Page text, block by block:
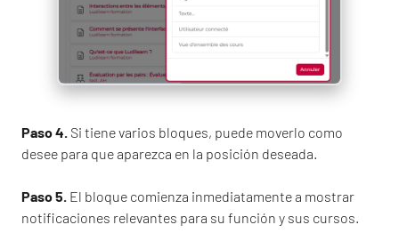
Paso 4. Si tiene varios bloques, puede moverlo como
desee para que aparezca en la posición deseada.
Paso 5. El bloque comienza inmediatamente a mostrar
notificaciones relevantes para su función y sus cursos.